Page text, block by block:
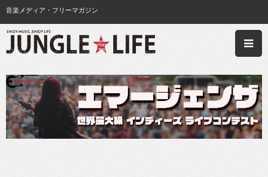
音楽メディア・フリーマガジン